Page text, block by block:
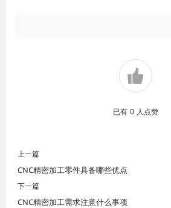
已有 0 人点赞
上一篇
CNC精密加工零件具备哪些优点
下一篇
CNC精密加工需求注意什么事项